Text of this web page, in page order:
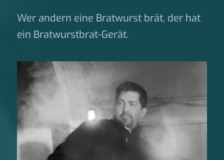
Wer andern eine Bratwurst brät, der hat
ein Bratwurstbrat-Gerät.